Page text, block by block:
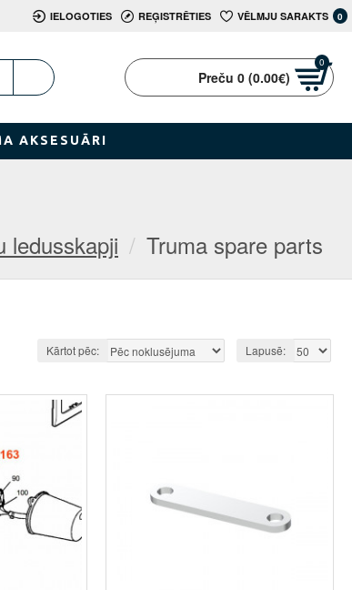
IELOGOTIES REĢISTRĒTIES VĒLMJU SARAKTS 0
Preču 0 (0.00€)
0
AKSESUĀRI
ledusskapji Truma spare parts
Kārtot pēc: Lapusē: